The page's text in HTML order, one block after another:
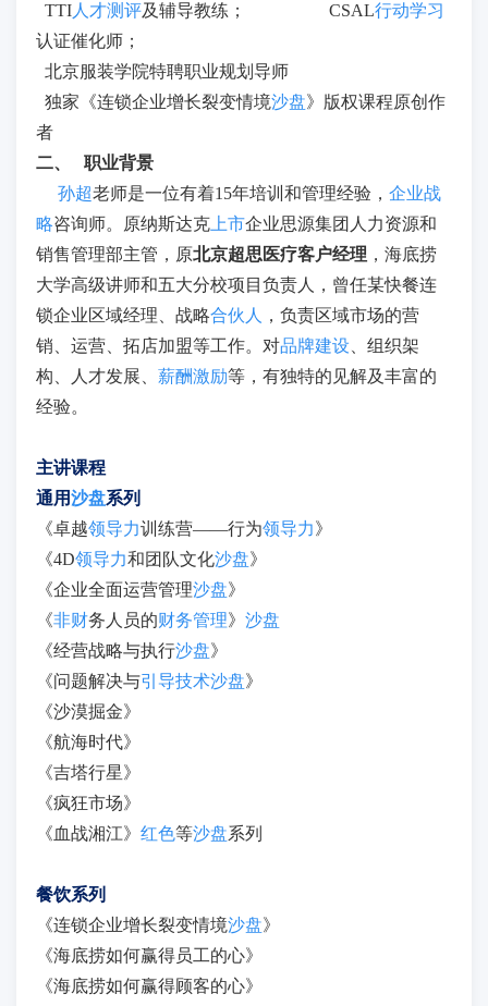
TTI 人才测评及辅导教练； CSAL行动学习
认证催化师；
北京服装学院特聘职业规划导师
独家《连锁企业增长裂变情境沙盘》版权课程原创作
者
二、
职业背景
孙超老师是一位有着15年培训和管理经验， 企业战
略咨询师。原纳斯达克 上市企业思源集团人力资源和
销售管理部主管，原北京超思医疗客户经理 ，海底捞
大学高级讲师和五大分校项目负责人，曾任某快餐连
锁企业区域经理、战略合伙人
，负责区域市场的营
销、运营、拓店加盟等工作。对品牌建设 、组织架
构、人才发展、 薪酬激励等，有独特的见解及丰富的
经验。
主讲课程
通用沙盘系列
《卓越领导力训练营——行为领导力》
《4D领导力和团队文化沙盘》
《企业全面运营管理沙盘》
《非财务人员的财务管理》 沙盘
《经营战略与执行沙盘》
《问题解决与引导技术沙盘》
《沙漠掘金》
《航海时代》
《吉塔行星》
《疯狂市场》
《血战湘江》 红色等沙盘系列
餐饮系列
《连锁企业增长裂变情境沙盘》
《海底捞如何赢得员工的心》
《海底捞如何赢得顾客的心》